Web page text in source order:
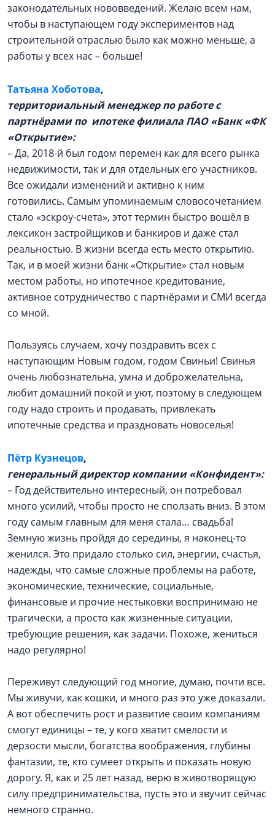
законодательных нововведений. Желаю всем нам,
чтобы в наступающем году экспериментов над
строительной отраслью было как можно меньше, а
работы у всех нас – больше!
Татьяна Хоботова,
территориальный менеджер по работе с
партнёрами по ипотеке филиала ПАО «Банк «ФК
«Открытие»:
– Да, 2018-й был годом перемен как для всего рынка
недвижимости, так и для отдельных его участников.
Все ожидали изменений и активно к ним
готовились. Самым упоминаемым словосочетанием
стало «эскроу-счета», этот термин быстро вошёл в
лексикон застройщиков и банкиров и даже стал
реальностью. В жизни всегда есть место открытию.
Так, и в моей жизни банк «Открытие» стал новым
местом работы, но ипотечное кредитование,
активное сотрудничество с партнёрами и СМИ всегда
со мной.
Пользуясь случаем, хочу поздравить всех с
наступающим Новым годом, годом Свиньи! Свинья
очень любознательна, умна и доброжелательна,
любит домашний покой и уют, поэтому в следующем
году надо строить и продавать, привлекать
ипотечные средства и праздновать новоселья!
Пётр Кузнецов,
генеральный директор компании «Конфидент»:
– Год действительно интересный, он потребовал
много усилий, чтобы просто не сползать вниз. В этом
году самым главным для меня стала… свадьба!
Земную жизнь пройдя до середины, я наконец-то
женился. Это придало столько сил, энергии, счастья,
надежды, что самые сложные проблемы на работе,
экономические, технические, социальные,
финансовые и прочие нестыковки воспринимаю не
трагически, а просто как жизненные ситуации,
требующие решения, как задачи. Похоже, жениться
надо регулярно!
Переживут следующий год многие, думаю, почти все.
Мы живучи, как кошки, и много раз это уже доказали.
А вот обеспечить рост и развитие своим компаниям
смогут единицы – те, у кого хватит смелости и
дерзости мысли, богатства воображения, глубины
фантазии, те, кто сумеет открыть и показать новую
дорогу. Я, как и 25 лет назад, верю в животворящую
силу предпринимательства, пусть это и звучит сейчас
немного странно.